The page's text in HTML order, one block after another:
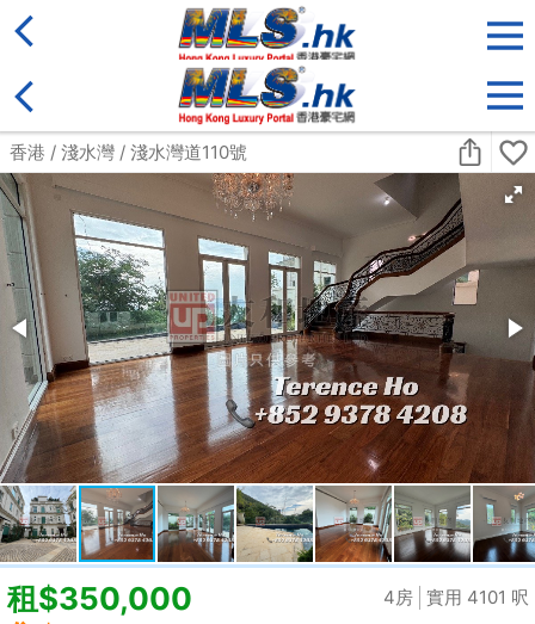
售盤 類別
收藏
搜尋條件: 售盤
黃金置頂
標準2100呎村屋
元朗 標準2100呎村屋 4房4套
建築 2100呎@$17
實用 --
租$35,000